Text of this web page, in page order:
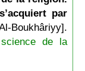
par
Boukhâriyy].
science de la